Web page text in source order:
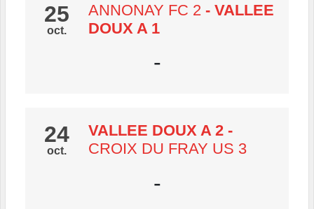
25
oct.
ANNONAY FC 2 - VALLEE
DOUX A 1
-
24
oct.
VALLEE DOUX A 2 -
CROIX DU FRAY US 3
-